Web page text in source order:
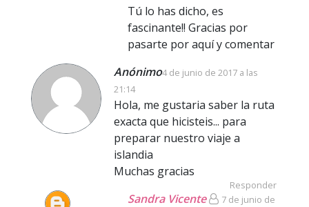
Tú lo has dicho, es
fascinante!! Gracias por
pasarte por aquí y comentar
Anónimo4 de junio de 2017 a las
21:14
Hola, me gustaria saber la ruta
exacta que hicisteis... para
preparar nuestro viaje a
islandia
Muchas gracias
Responder
Sandra Vicente
7 de junio de